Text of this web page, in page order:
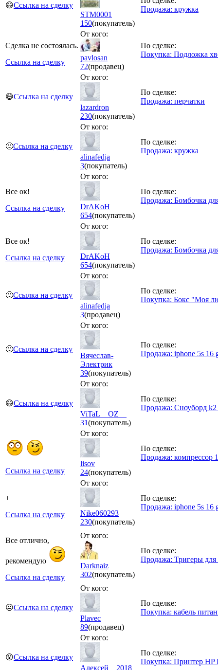
😄Ссылка на сделку
STM0001
150(покупатель)
Продажа: кружка
Сделка не состоялась.
Ссылка на сделку
От кого:
pavlosan
72(продавец)
По сделке:
Покупка: Подложка
😄Ссылка на сделку
От кого:
lazardron
230(покупатель)
По сделке:
Продажа: перчатки
🙂Ссылка на сделку
От кого:
alinafedja
3(покупатель)
По сделке:
Продажа: кружка
Все ок!
Ссылка на сделку
От кого:
DrAKoH
654(покупатель)
По сделке:
Продажа: Бомбочка
Все ок!
Ссылка на сделку
От кого:
DrAKoH
654(покупатель)
По сделке:
Продажа: Бомбочка
🙂Ссылка на сделку
От кого:
alinafedja
3(продавец)
По сделке:
Покупка: Бокс "Моя
🙂Ссылка на сделку
От кого:
Вячеслав-
Электрик
39(покупатель)
По сделке:
Продажа: iphone 5s 16
😄Ссылка на сделку
От кого:
ViTaL__OZ__
31(покупатель)
По сделке:
Продажа: Сноуборд k2
Ссылка на сделку
От кого:
lisov
24(покупатель)
По сделке:
Продажа: компрессор
+
Ссылка на сделку
От кого:
Nike060293
230(покупатель)
По сделке:
Продажа: iphone 5s 16
Все отлично,
рекомендую
Ссылка на сделку
От кого:
Darknaiz
302(покупатель)
По сделке:
Продажа: Тригеры для
😐Ссылка на сделку
От кого:
Plavec
89(продавец)
По сделке:
Покупка: кабель
😵Ссылка на сделку
От кого:
Алексей__2018
По сделке:
Покупка: Принтер HP